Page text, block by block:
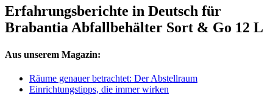
Erfahrungsberichte in Deutsch für
Brabantia Abfallbehälter Sort & Go 12 L
Aus unserem Magazin:
Räume genauer betrachtet: Der Abstellraum
Einrichtungstipps, die immer wirken